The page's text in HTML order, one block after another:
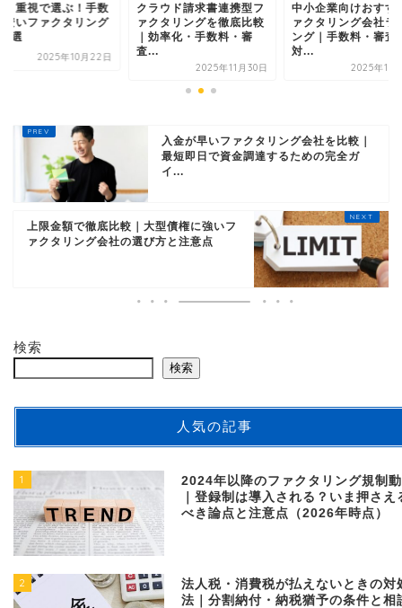
ト重視で選ぶ！手数
安いファクタリング
5選
2025年10月22日
クラウド請求書連携型フ
ァクタリングを徹底比較
｜効率化・手数料・審
査...
2025年11月30日
中小企業向けおすす
ァクタリング会社ラ
ング｜手数料・審査
対...
2025年11
入金が早いファクタリング会社を比較｜
最短即日で資金調達するための完全ガ
イ...
上限金額で徹底比較｜大型債権に強いフ
ァクタリング会社の選び方と注意点
検索
検索
人気の記事
1
2024年以降のファクタリング規制
｜登録制は導入される？いま押さえ
べき論点と注意点（2026年時点）
2
法人税・消費税が払えないときの対
法｜分割納付・納税猶予の条件と相